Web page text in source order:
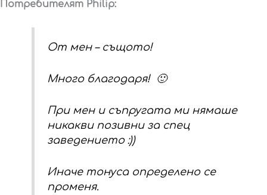
Потребителят Philip:
От мен – същото!
Много благодаря! 🙂
При мен и съпругата ми нямаше
никакви позивни за спец
заведението :))
Иначе тонуса определено се
променя.